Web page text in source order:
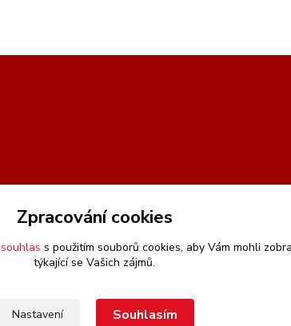
Zpracování cookies
souhlas s použitím souborů cookies, aby Vám mohli
týkající se Vašich zájmů.
Nastavení Souhlasím